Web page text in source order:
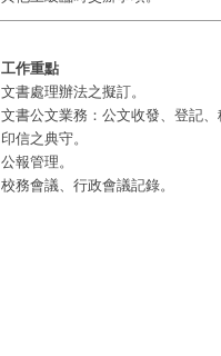
工作重點
文書處理辦法之擬訂。
文書公文業務：公文收發、登記
印信之典守。
公報管理。
校務會議、行政會議記錄。